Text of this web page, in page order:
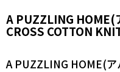
A PUZZLING HOME(
CROSS COTTON
A PUZZLING HOME(